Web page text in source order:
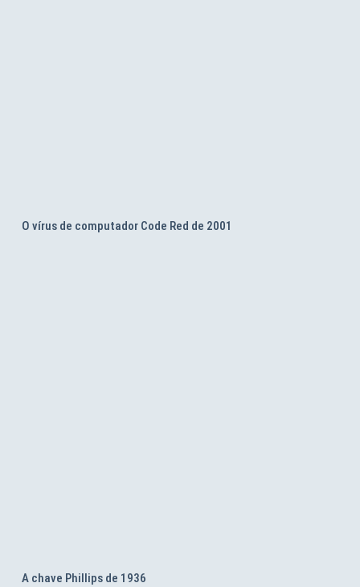
O vírus de computador Code Red de 2001
A chave Phillips de 1936